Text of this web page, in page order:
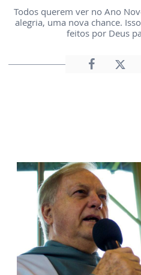
Todos querem ver no Ano
alegria, uma nova chance.
feitos por Deus